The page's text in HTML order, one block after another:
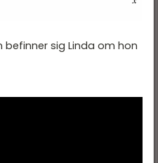
sig Linda om hon